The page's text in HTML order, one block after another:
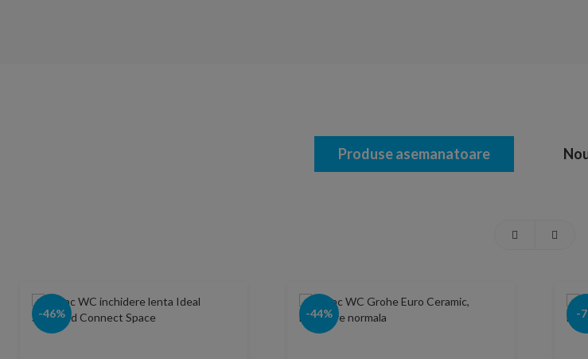
Produse asemanatoare
-46% -44% -